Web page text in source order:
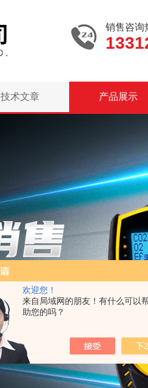
欢迎您！
来自局域网的朋友！有什么可以
助您的吗？
销售咨询
技术文章 产品展示